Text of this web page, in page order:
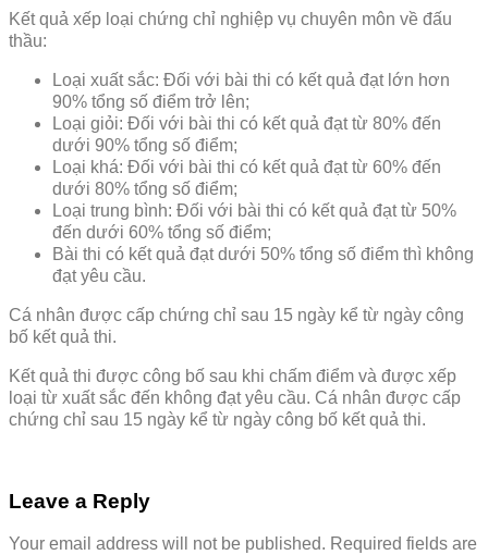
Kết quả xếp loại chứng chỉ nghiệp vụ chuyên môn về đấu
thầu:
Loại xuất sắc: Đối với bài thi có kết quả đạt lớn hơn
90% tổng số điểm trở lên;
Loại giỏi: Đối với bài thi có kết quả đạt từ 80% đến
dưới 90% tổng số điểm;
Loại khá: Đối với bài thi có kết quả đạt từ 60% đến
dưới 80% tổng số điểm;
Loại trung bình: Đối với bài thi có kết quả đạt từ 50%
đến dưới 60% tổng số điểm;
Bài thi có kết quả đạt dưới 50% tổng số điểm thì không
đạt yêu cầu.
Cá nhân được cấp chứng chỉ sau 15 ngày kể từ ngày công
bố kết quả thi.
Kết quả thi được công bố sau khi chấm điểm và được xếp
loại từ xuất sắc đến không đạt yêu cầu. Cá nhân được cấp
chứng chỉ sau 15 ngày kể từ ngày công bố kết quả thi.
Leave a Reply
Your email address will not be published. Required fields are